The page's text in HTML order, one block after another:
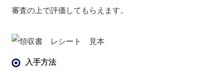
審査の上で評価してもらえます。
入手方法